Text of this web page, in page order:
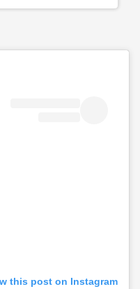
this post on Instagram